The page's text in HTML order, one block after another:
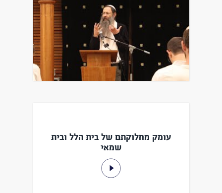
עומק מחלוקתם של בית הלל ובית
שמאי